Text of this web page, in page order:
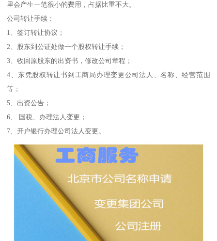
里会产生一笔很小的费用，占据比重不大。
公司转让手续：
1、签订转让协议；
2、股东到公证处做一个股权转让手续；
3、收回原股东的出资书，修改公司章程；
4、东凭股权转让书到工商局办理变更公司法人、名称、经营范围
等；
5、出资公告；
6、 国税、办理法人变更；
7、开户银行办理公司法人变更。